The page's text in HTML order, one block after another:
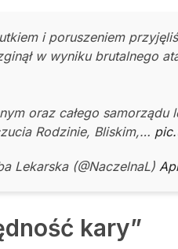
i poruszeniem
w wyniku brutalnego
oraz całego
Rodzinie, Bliskim,…
Lekarska (@NaczelnaL)
kary”